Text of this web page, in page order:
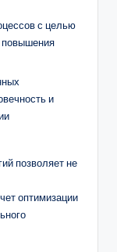
с целью
повышения
и
позволяет не
оптимизации